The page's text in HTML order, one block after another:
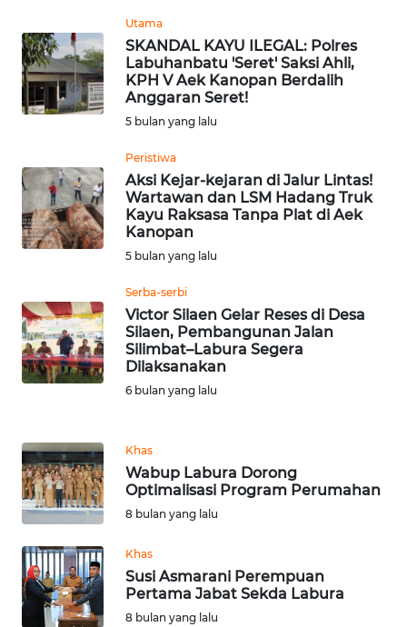
Utama
SKANDAL KAYU ILEGAL: Polres
Labuhanbatu 'Seret' Saksi Ahli,
KPH V Aek Kanopan Berdalih
Anggaran Seret!
5 bulan yang lalu
Peristiwa
Aksi Kejar-kejaran di Jalur Lintas!
Wartawan dan LSM Hadang Truk
Kayu Raksasa Tanpa Plat di Aek
Kanopan
5 bulan yang lalu
Serba-serbi
Victor Silaen Gelar Reses di Desa
Silaen, Pembangunan Jalan
Silimbat–Labura Segera
Dilaksanakan
6 bulan yang lalu
Khas
Wabup Labura Dorong
Optimalisasi Program Perumahan
8 bulan yang lalu
Khas
Susi Asmarani Perempuan
Pertama Jabat Sekda Labura
8 bulan yang lalu
KONTAK
KAMI
INFO
TENTANG
KAMI
PEDOMAN
REDAKSI
KARIR
Wahana
News
Regional
WN
SUMUT
WN